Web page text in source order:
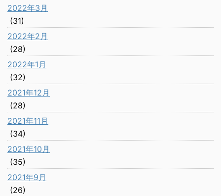
2022年3月
(31)
2022年2月
(28)
2022年1月
(32)
2021年12月
(28)
2021年11月
(34)
2021年10月
(35)
2021年9月
(26)